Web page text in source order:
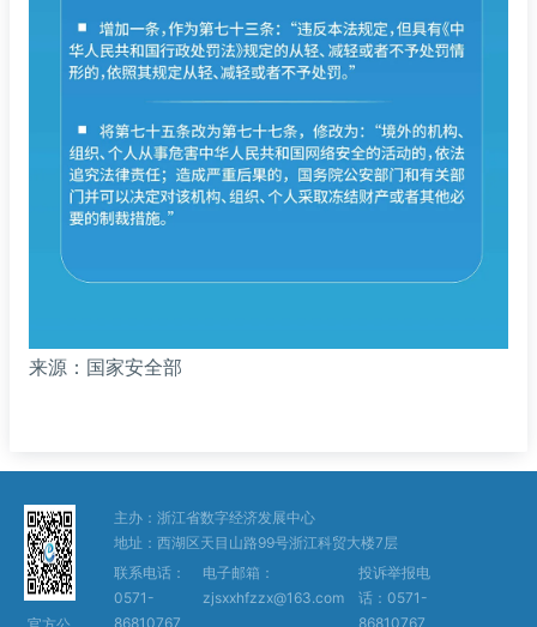
来源：国家安全部
主办：浙江省数字经济发展中心
地址：西湖区天目山路99号浙江科贸大楼7层
联系电话：
0571-
86810767
电子邮箱：
zjsxxhfzzx@163.com
投诉举报电
话：0571-
86810767